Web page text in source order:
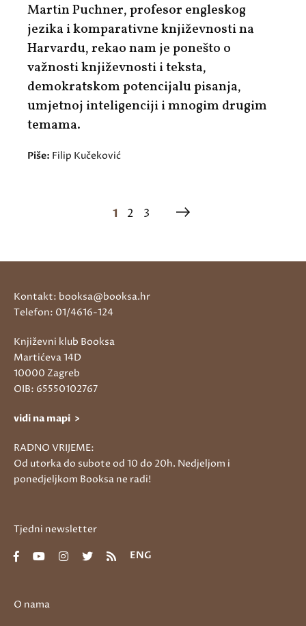
Martin Puchner, profesor engleskog
jezika i komparativne književnosti na
Harvardu, rekao nam je ponešto o
važnosti književnosti i teksta,
demokratskom potencijalu pisanja,
umjetnoj inteligenciji i mnogim drugim
temama.
Piše: Filip Kučeković
1 2 3
O nama
Kontakt: booksa@booksa.hr
Telefon: 01/4616-124
Književni klub Booksa
Martićeva 14D
10000 Zagreb
OIB: 65550102767
vidi na mapi >
RADNO VRIJEME:
Od utorka do subote od 10 do 20h. Nedjeljom i
ponedjeljkom Booksa ne radi!
Tjedni newsletter
ENG